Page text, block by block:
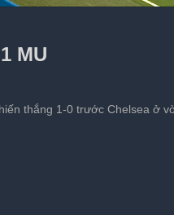
MU
thắng 1-0 trước Chelsea ở